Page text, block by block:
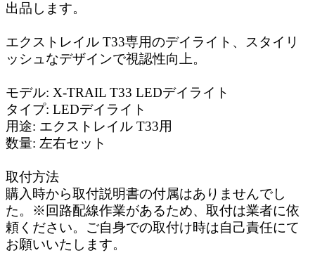
出品します。
エクストレイル T33専用のデイライト、スタイリ
ッシュなデザインで視認性向上。
モデル: X-TRAIL T33 LEDデイライト
タイプ: LEDデイライト
用途: エクストレイル T33用
数量: 左右セット
取付方法
購入時から取付説明書の付属はありませんでし
た。※回路配線作業があるため、取付は業者に依
頼ください。ご自身での取付け時は自己責任にて
お願いいたします。